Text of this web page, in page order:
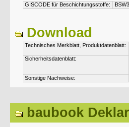
GISCODE für Beschichtungsstoffe:
Download
Technisches Merkblatt, Produktdatenblatt:
Sicherheitsdatenblatt:
Sonstige Nachweise:
baubook